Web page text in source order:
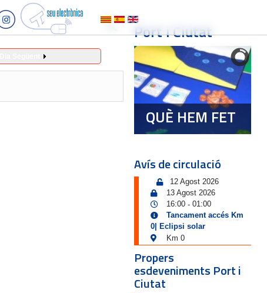
Port i Ciutat
QUÈ HEM FET
Avís de circulació
12 Agost 2026
13 Agost 2026
16:00- 01:00
Tancament accés Km
0| Eclipsi solar
Km 0
Propers
esdeveniments Port i
Ciutat